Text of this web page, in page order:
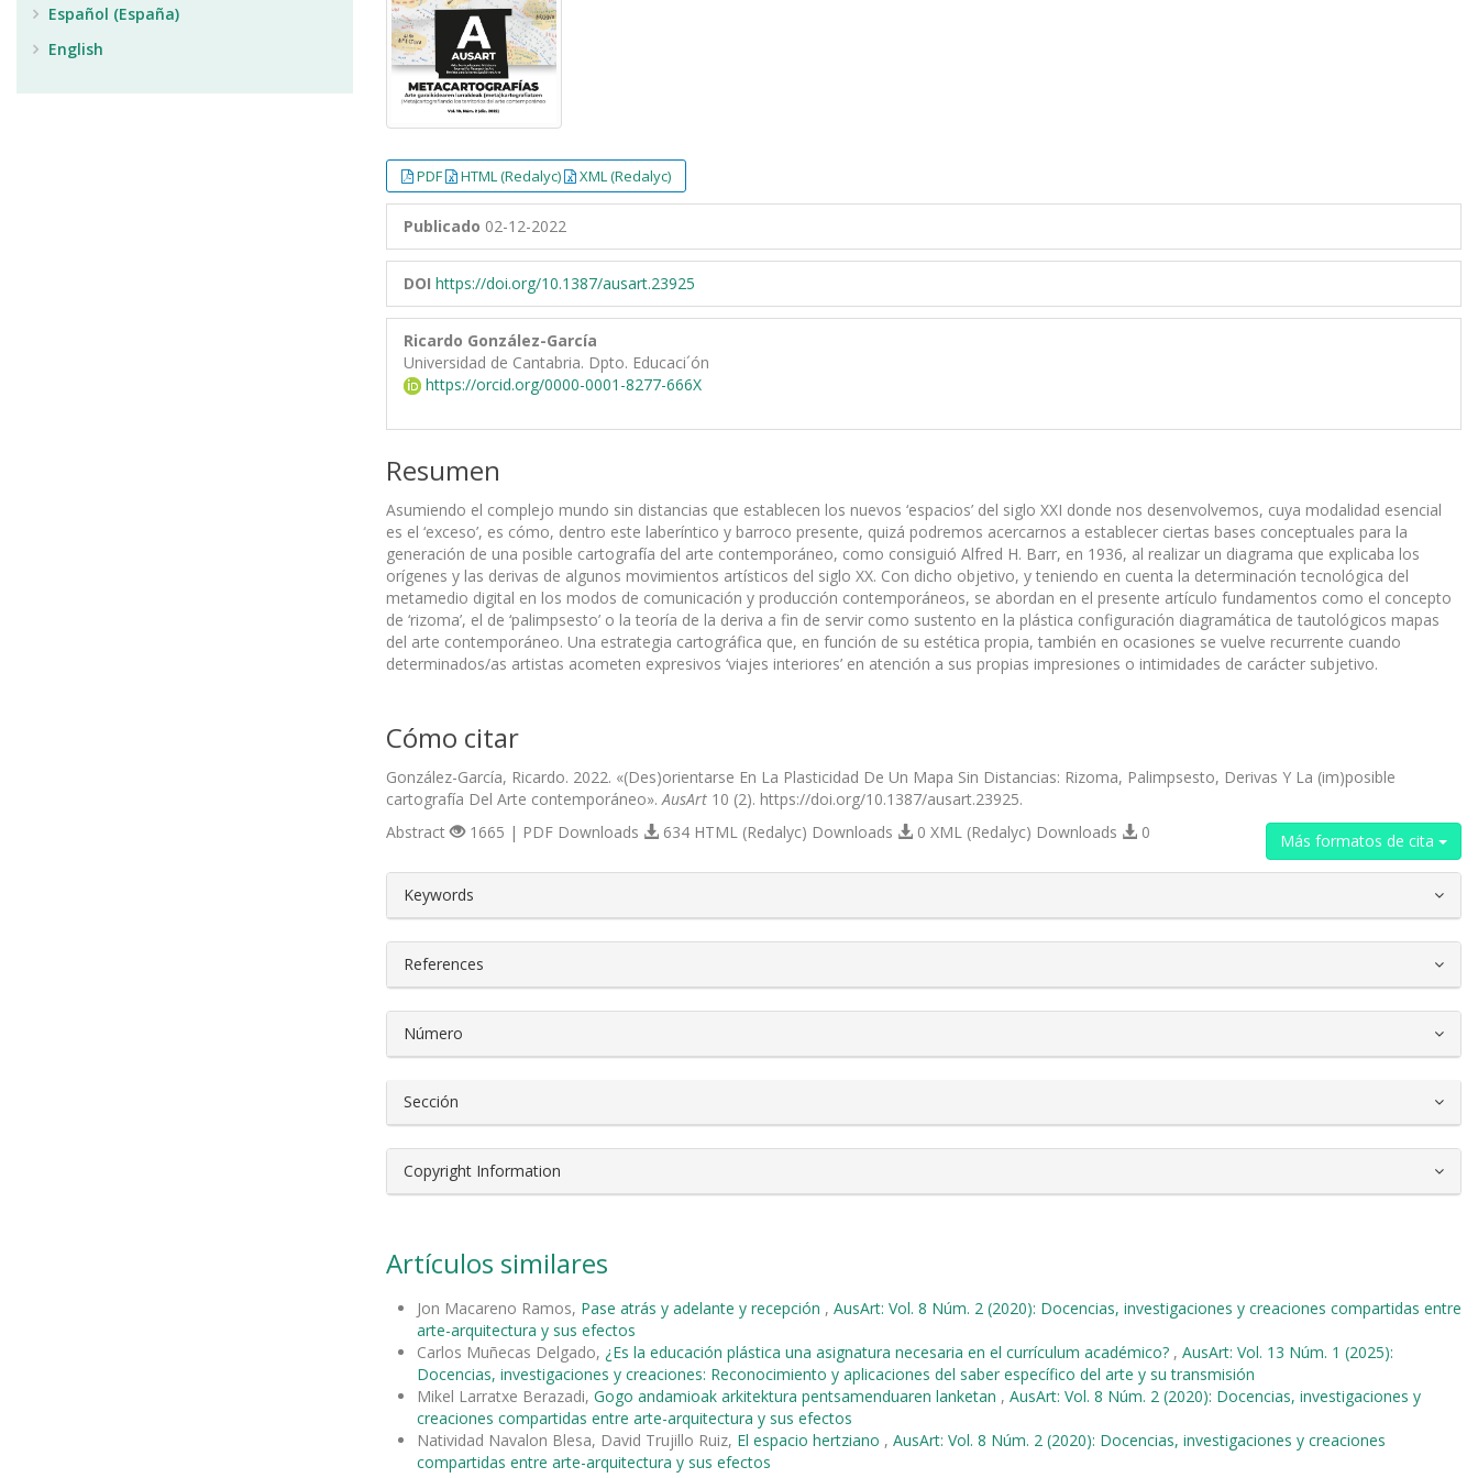
PDF HTML (Redalyc) XML (Redalyc)
Publicado 02-12-2022
DOI https://doi.org/10.1387/ausart.23925
Ricardo González-García
Universidad de Cantabria. Dpto. Educaci´ón
https://orcid.org/0000-0001-8277-666X
Resumen
Asumiendo el complejo mundo sin distancias que establecen los nuevos ‘espacios’ del siglo XXI donde nos desenvolvemos, cuya modalidad esencial
es el ‘exceso’, es cómo, dentro este laberíntico y barroco presente, quizá podremos acercarnos a establecer ciertas bases conceptuales para la
generación de una posible cartografía del arte contemporáneo, como consiguió Alfred H. Barr, en 1936, al realizar un diagrama que explicaba los
orígenes y las derivas de algunos movimientos artísticos del siglo XX. Con dicho objetivo, y teniendo en cuenta la determinación tecnológica del
metamedio digital en los modos de comunicación y producción contemporáneos, se abordan en el presente artículo fundamentos como el concepto
de ‘rizoma’, el de ‘palimpsesto’ o la teoría de la deriva a fin de servir como sustento en la plástica configuración diagramática de tautológicos mapas
del arte contemporáneo. Una estrategia cartográfica que, en función de su estética propia, también en ocasiones se vuelve recurrente cuando
determinados/as artistas acometen expresivos ‘viajes interiores’ en atención a sus propias impresiones o intimidades de carácter subjetivo.
Cómo citar
González-García, Ricardo. 2022. «(Des)orientarse En La Plasticidad De Un Mapa Sin Distancias: Rizoma, Palimpsesto, Derivas Y La (im)posible
cartografía Del Arte contemporáneo».AusArt 10 (2). https://doi.org/10.1387/ausart.23925.
Más formatos de cita
Abstract 1665 | PDF Downloads 634 HTML (Redalyc) Downloads 0 XML (Redalyc) Downloads 0
##plugins.themes.bootstrap3.article.details##
Keywords
References
Número
Sección
Copyright Information
Artículos similares
Jon Macareno Ramos, Pase atrás y adelante y recepción , AusArt: Vol. 8 Núm. 2 (2020): Docencias, investigaciones y creaciones compartidas entre
arte-arquitectura y sus efectos
Carlos Muñecas Delgado, ¿Es la educación plástica una asignatura necesaria en el currículum académico? , AusArt: Vol. 13 Núm. 1 (2025):
Docencias, investigaciones y creaciones: Reconocimiento y aplicaciones del saber específico del arte y su transmisión
Mikel Larratxe Berazadi, Gogo andamioak arkitektura pentsamenduaren lanketan , AusArt: Vol. 8 Núm. 2 (2020): Docencias, investigaciones y
creaciones compartidas entre arte-arquitectura y sus efectos
Natividad Navalon Blesa, David Trujillo Ruiz, El espacio hertziano , AusArt: Vol. 8 Núm. 2 (2020): Docencias, investigaciones y creaciones
compartidas entre arte-arquitectura y sus efectos
Español (España)
English